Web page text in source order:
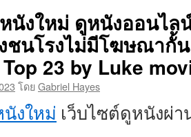
นังใหม่ ดูหนังออนไ
ชนโรงไม่มีโฆษณากั้
23 by Luke
โดยGabriel Hayes
งใหม่ เว็บไซต์ดูหนังผ่